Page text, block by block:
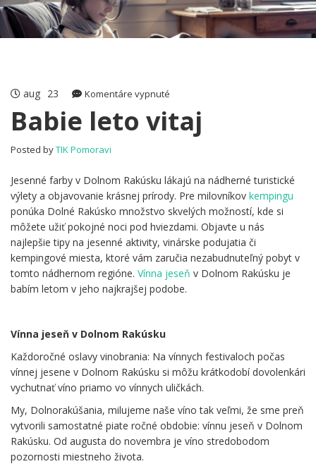
aug 23 Komentáre vypnuté
leto
Babie leto vitaj
Posted byTIK Pomoravi
Jesenné farby v Dolnom Rakúsku lákajú na nádherné turistické
výlety a objavovanie krásnej prírody. Pre milovníkov kempingu
ponúka Dolné Rakúsko množstvo skvelých možností, kde si
môžete užiť pokojné noci pod hviezdami. Objavte u nás
najlepšie tipy na jesenné aktivity, vinárske podujatia či
kempingové miesta, ktoré vám zaručia nezabudnuteľný pobyt v
tomto nádhernom regióne. Vínna jeseň v Dolnom Rakúsku je
babím letom v jeho najkrajšej podobe.
Vínna jeseň v Dolnom Rakúsku
Každoročné oslavy vinobrania: Na vínnych festivaloch počas
vínnej jesene v Dolnom Rakúsku si môžu krátkodobí dovolenkári
vychutnať víno priamo vo vínnych uličkách.
My, Dolnorakúšania, milujeme naše víno tak veľmi, že sme preň
vytvorili samostatné piate ročné obdobie: vínnu jeseň v Dolnom
Rakúsku. Od augusta do novembra je víno stredobodom
pozornosti miestneho života.